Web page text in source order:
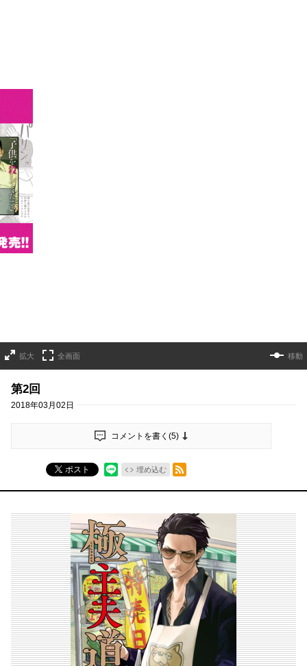
拡大 全画面 移動
第2回
2018年03月02日
コメントを書く(5)
ポスト 埋め込む
RSSフィード